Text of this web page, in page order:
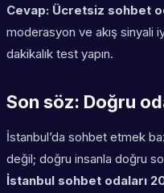
Cevap: Ücretsiz sohbet
moderasyon ve akış sinyali
dakikalık test yapın.
Son söz: Doğru
İstanbul’da sohbet etmek
değil; doğru insanla doğru
İstanbul sohbet odaları